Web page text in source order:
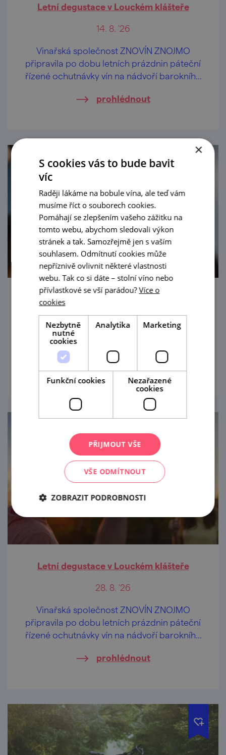
Letní degustace v Louckém klášteře
14. 8. '26
Vinařská společnost ZNOVÍN ZNOJMO
připravila po dobu letních prázdnin páteční
řízené ochutnávky vín na nádvoří barokního
prohlédnout
Letní degustace v Louckém klášteře
21. 8. '26
Vinařská společnost ZNOVÍ...
prohlédnout
Letní degustace v Louckém klášteře
28. 8. '26
Vinařská společnost ZNOVÍN ZNOJMO
připravila po dobu letních prázdnin páteční
řízené ochutnávky vín na nádvoří barokního
prohlédnout
×
S cookies vás to bude bavit
víc
Raději lákáme na bobule vína, ale teď vám
musíme říct o souborech cookies.
Pomáhají se zlepšením vašeho zážitku na
tomto webu, abychom sledovali výkon
stránek a tak. Samozřejmě jen s vaším
souhlasem. Odmítnutí cookies může
nepříznivě ovlivnit některé vlastnosti
webu. Tak co si dáte – stolní víno nebo
přívlastkové se vší parádou?Více o
cookies
Nezbytně
nutné
cookies
Analytika Marketing
Funkční cookies
Nezařazené
cookies
PŘIJMOUT VŠE
VŠE ODMÍTNOUT
ZOBRAZIT PODROBNOSTI